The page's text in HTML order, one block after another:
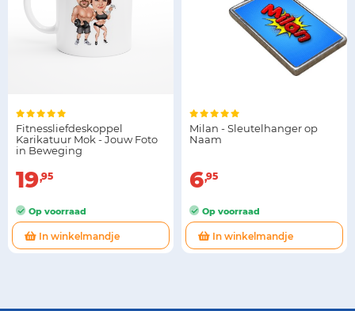
Fitnessliefdeskoppel
Karikatuur Mok - Jouw Foto
in Beweging
19 95
Op voorraad
In winkelmandje
Milan - Sleutelhanger op
Naam
6 95
Op voorraad
In winkelmandje